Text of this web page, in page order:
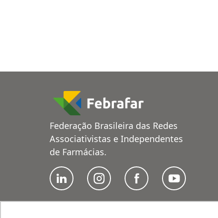
Federação Brasileira das Redes
Associativistas e Independentes
de Farmácias.